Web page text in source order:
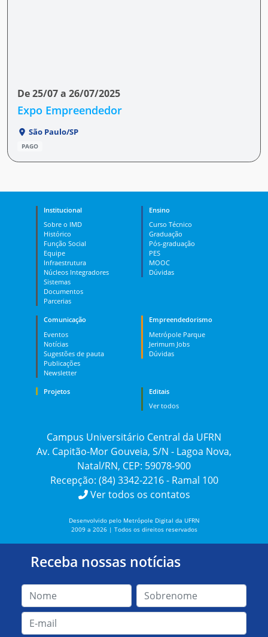
De 25/07 a 26/07/2025
Expo Empreendedor
São Paulo/SP
PAGO
Institucional
Sobre o IMD
Histórico
Função Social
Equipe
Infraestrutura
Núcleos Integradores
Sistemas
Documentos
Parcerias
Ensino
Curso Técnico
Graduação
Pós-graduação
PES
MOOC
Dúvidas
Comunicação
Eventos
Notícias
Sugestões de pauta
Publicações
Newsletter
Empreendedorismo
Metrópole Parque
Jerimum Jobs
Dúvidas
Projetos
Editais
Ver todos
Campus Universitário Central da UFRN
Av. Capitão-Mor Gouveia, S/N - Lagoa Nova,
Natal/RN, CEP: 59078-900
Recepção: (84) 3342-2216 - Ramal 100
Ver todos os contatos
Desenvolvido pelo Metrópole Digital da UFRN
2009 a 2026 | Todos os direitos reservados
Receba nossas notícias